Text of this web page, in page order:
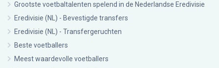
Grootste voetbaltalenten spelend in de Nederlandse Eredivisie
Eredivisie (NL) - Bevestigde transfers
Eredivisie (NL) - Transfergeruchten
Beste voetballers
Meest waardevolle voetballers